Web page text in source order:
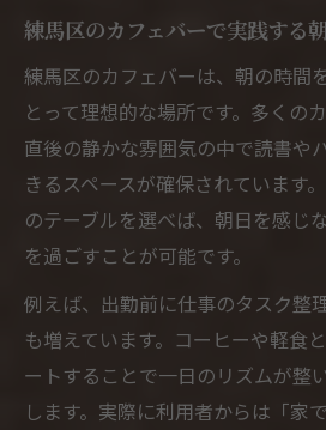
練馬区のカフェバーで実践する
練馬区のカフェバーは、朝の時間
とって理想的な場所です。多くの
直後の静かな雰囲気の中で読書や
きるスペースが確保されています
のテーブルを選べば、朝日を感じ
を過ごすことが可能です。
例えば、出勤前に仕事のタスク整
も増えています。コーヒーや軽食
ートすることで一日のリズムが整
します。実際に利用者からは「家